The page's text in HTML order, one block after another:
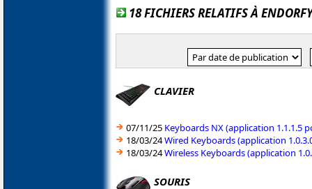
18 FICHIERS RELATIFS À
CLAVIER
07/11/25 Keyboards NX (application 1.1.1.5
18/03/24Wired Keyboards (application
18/03/24Wireless Keyboards (application
SOURIS